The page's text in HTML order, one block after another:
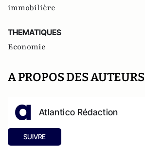
immobilière
THEMATIQUES
Economie
A PROPOS DES AUTEURS
Atlantico Rédaction
SUIVRE